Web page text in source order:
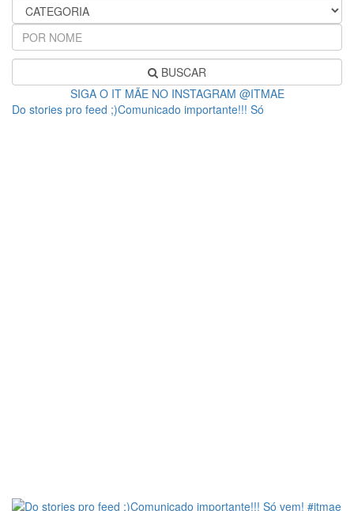
BUSCAR
SIGA O IT MÃE NO INSTAGRAM @ITMAE
Do stories pro feed ;)Comunicado importante!!! Só